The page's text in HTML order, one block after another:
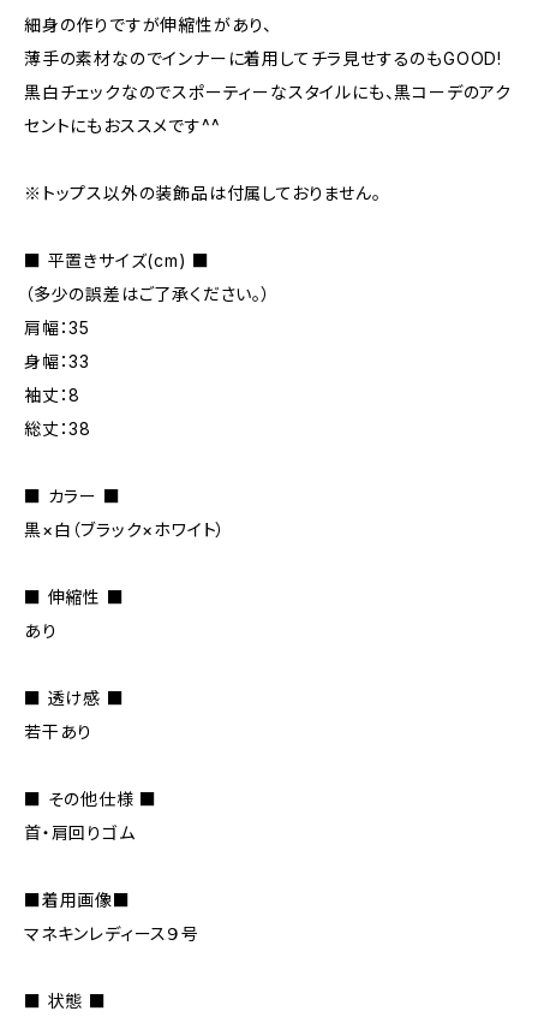
細身の作りですが伸縮性があり、
薄手の素材なのでインナーに着用してチラ見せするのもGOOD!
黒白チェックなのでスポーティーなスタイルにも、黒コーデのアク
セントにもおススメです^^
※トップス以外の装飾品は付属しておりません。
■ 平置きサイズ(cm) ■
（多少の誤差はご了承ください。）
肩幅：35
身幅：33
袖丈：8
総丈：38
■ カラー ■
黒×白（ブラック×ホワイト）
■ 伸縮性 ■
あり
■ 透け感 ■
若干あり
■ その他仕様 ■
首・肩回りゴム
■着用画像■
マネキンレディース９号
■ 状態 ■